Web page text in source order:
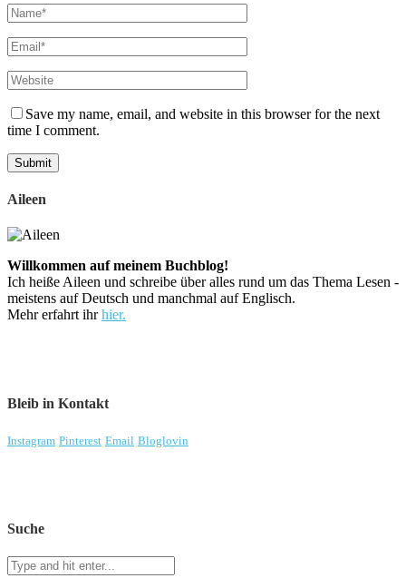
Save my name, email, and website in this browser for the next
time I comment.
Aileen
Willkommen auf meinem Buchblog!
Ich heiße Aileen und schreibe über alles rund um das Thema Lesen -
meistens auf Deutsch und manchmal auf Englisch.
Mehr erfahrt ihrhier.
Bleib in Kontakt
Instagram Pinterest Email Bloglovin
Suche